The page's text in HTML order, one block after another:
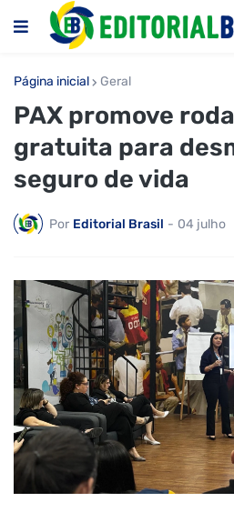
Página inicial Geral
PAX promove
gratuita para
seguro de vida
Por Editorial Brasil - 04 julho